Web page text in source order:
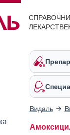
Видаль